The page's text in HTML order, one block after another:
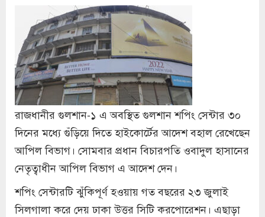
রাজধানীর গুলশান-১ এ অবস্থিত গুলশান শপিং সেন্টার ৩০
দিনের মধ্যে গুঁড়িয়ে দিতে হাইকোর্টের আদেশ বহাল রেখেছেন
আপিল বিভাগ। সোমবার প্রধান বিচারপতি ওবাদুল হাসানের
নেতৃত্বাধীন আপিল বিভাগ এ আদেশ দেন।
শপিং সেন্টারটি ঝুঁকিপূর্ণ হওয়ায় গত বছরের ২৩ জুলাই
সিলগালা করে দেয় ঢাকা উত্তর সিটি করপোরেশন। এছাড়া